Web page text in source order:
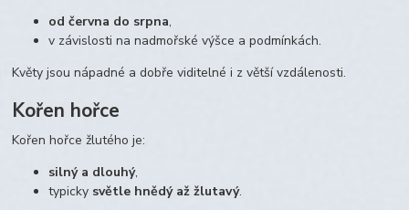
od června do srpna,
v závislosti na nadmořské výšce a podmínkách.
Květy jsou nápadné a dobře viditelné i z větší vzdálenosti.
Kořen hořce
Kořen hořce žlutého je:
silný a dlouhý,
typicky světle hnědý až žlutavý.